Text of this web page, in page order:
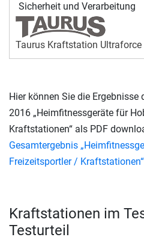
Sicherheit und Verarbeitung
Taurus Kraftstation Ultraforce
Hier können Sie die Ergebnisse
2016 „Heimfitnessgeräte für
Kraftstationen“ als PDF
Gesamtergebnis
Freizeitsportler / Kraftstationen“
Kraftstationen im
Testurteil